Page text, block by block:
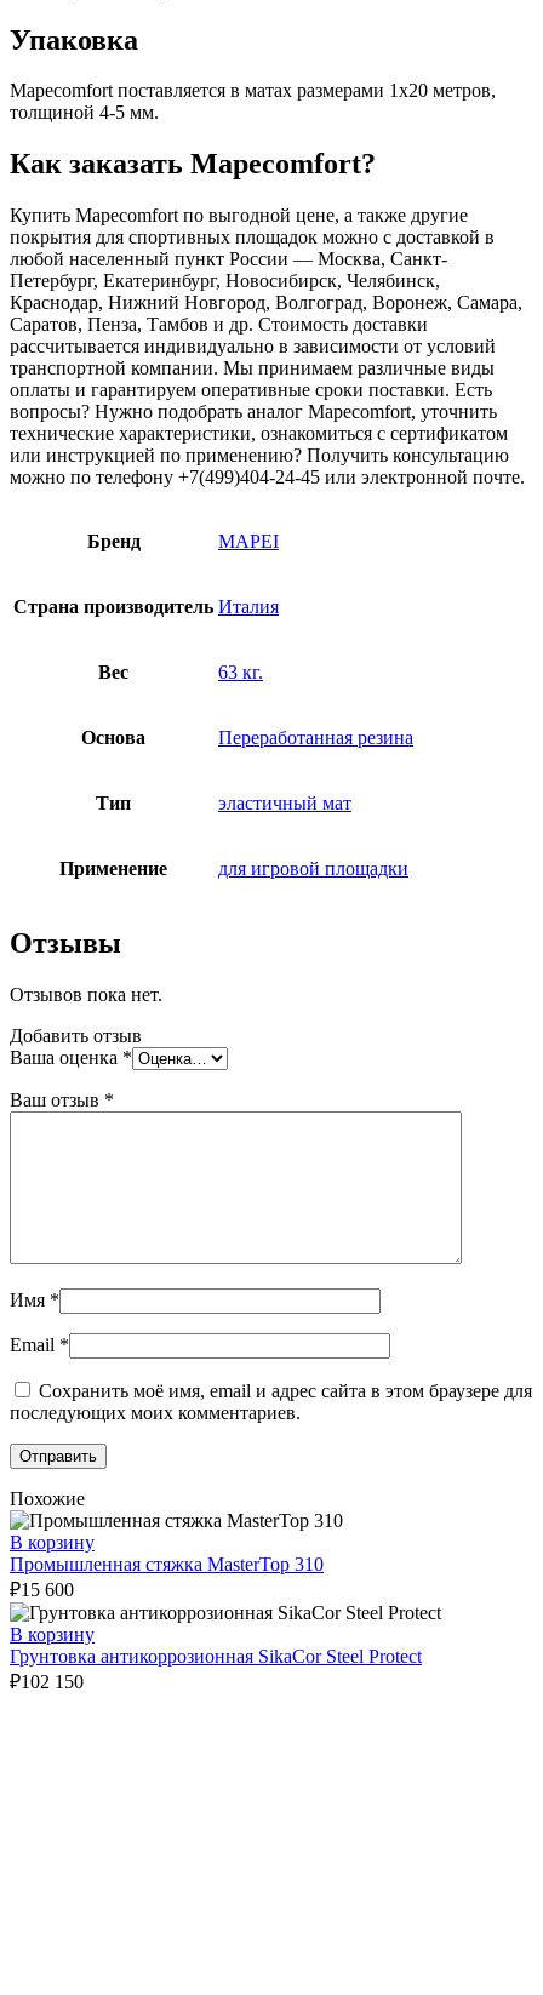
Упаковка
Mapecomfort поставляется в матах размерами 1х20 метров,
толщиной 4-5 мм.
Как заказать Mapecomfort?
Купить Mapecomfort по выгодной цене, а также другие
покрытия для спортивных площадок можно с доставкой в
любой населенный пункт России — Москва, Санкт-
Петербург, Екатеринбург, Новосибирск, Челябинск,
Краснодар, Нижний Новгород, Волгоград, Воронеж, Самара,
Саратов, Пенза, Тамбов и др. Стоимость доставки
рассчитывается индивидуально в зависимости от условий
транспортной компании. Мы принимаем различные виды
оплаты и гарантируем оперативные сроки поставки. Есть
вопросы? Нужно подобрать аналог Mapecomfort, уточнить
технические характеристики, ознакомиться с сертификатом
или инструкцией по применению? Получить консультацию
можно по телефону +7(499)404-24-45 или электронной почте.
Бренд MAPEI
Страна производитель Италия
Вес 63 кг.
Основа Переработанная резина
Тип эластичный мат
Применение для игровой площадки
Отзывы
Отзывов пока нет.
Добавить отзыв
Ваша оценка *
Ваш отзыв *
Имя *
Email *
Сохранить моё имя, email и адрес сайта в этом браузере для
последующих моих комментариев.
Похожие
В корзину
Промышленная стяжка MasterTop 310
₽15 600
В корзину
Грунтовка антикоррозионная SikaCor Steel Protect
₽102 150